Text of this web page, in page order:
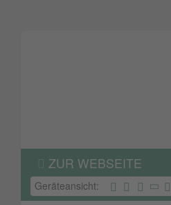
ZUR WEBSEITE
Geräteansicht: